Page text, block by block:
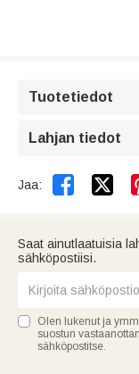
Tuotetiedot
Lahjan tiedot
Jaa: 
Saat ainutlaatuisia
sähköpostiisi.
Olen lukenut ja
suostun
sähköpostitse.